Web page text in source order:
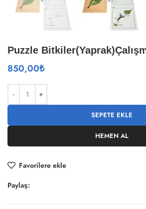
Puzzle
850,00₺
SEPETE EKLE
HEMEN AL
Favorilere ekle
Paylaş: